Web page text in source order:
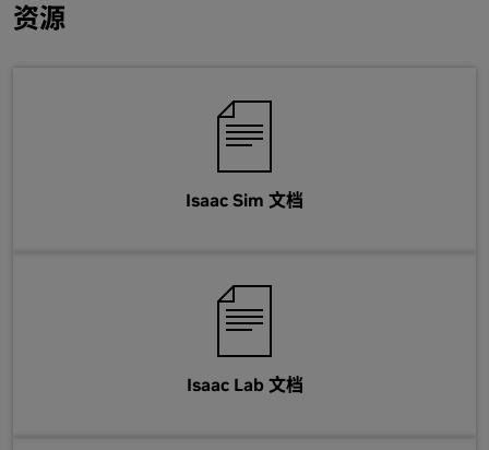
资源
Isaac Sim 文档
Isaac Lab 文档